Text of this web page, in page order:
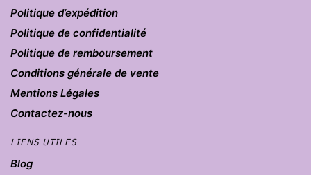
Politique d’expédition
Politique de confidentialité
Politique de remboursement
Conditions générale de vente
Mentions Légales
Contactez-nous
LIENS UTILES
Blog